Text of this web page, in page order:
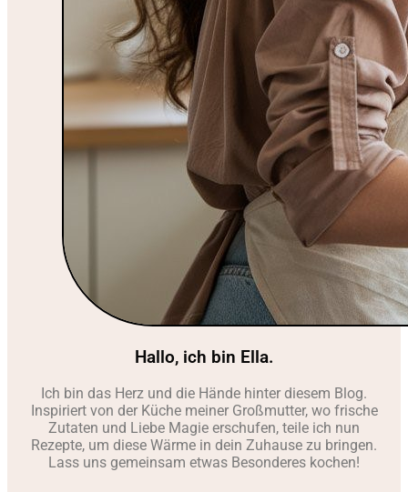
Hallo, ich bin Ella.
Ich bin das Herz und die Hände hinter diesem Blog.
Inspiriert von der Küche meiner Großmutter, wo frische
Zutaten und Liebe Magie erschufen, teile ich nun
Rezepte, um diese Wärme in dein Zuhause zu bringen.
Lass uns gemeinsam etwas Besonderes kochen!